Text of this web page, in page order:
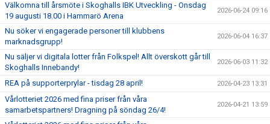
Välkomna till årsmöte i Skoghalls IBK Utveckling - Onsdag
19 augusti 18.00 i Hammarö Arena
2026-06-24 09:16
Nu söker vi engagerade personer till klubbens
marknadsgrupp!
2026-06-04 16:37
Nu säljer vi digitala lotter från Folkspel! Allt överskott går till
Skoghalls Innebandy!
2026-06-03 11:32
REA på supporterprylar - tisdag 28 april! 2026-04-23 13:31
Vårlotteriet 2026 med fina priser från våra
samarbetspartners! Dragning på söndag 26/4!
2026-04-21 13:59